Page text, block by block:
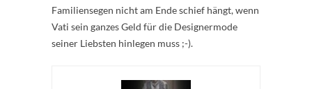
Familiensegen nicht am Ende schief hängt, wenn
Vati sein ganzes Geld für die Designermode
seiner Liebsten hinlegen muss ;-).